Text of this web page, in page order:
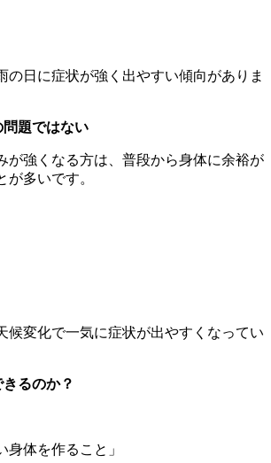
の日に症状が強く出やすい傾向がありま
題ではない
が強くなる方は、普段から身体に余裕が
が多いです。
候変化で一気に症状が出やすくなってい
るのか？
身体を作ること」